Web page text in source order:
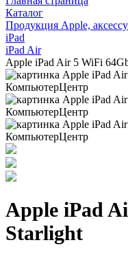
Каталог
Продукция Apple,
iPad
iPad Air
Apple iPad Air 5 WiFi
Apple iPad
Starlight